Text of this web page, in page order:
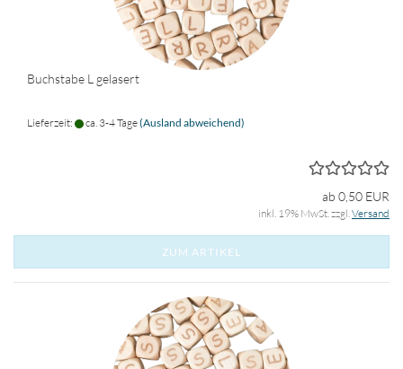
Buchstabe L gelasert
Lieferzeit: ca. 3-4 Tage(Ausland abweichend)
ab 0,50 EUR
inkl. 19% MwSt. zzgl.Versand
ZUM ARTIKEL